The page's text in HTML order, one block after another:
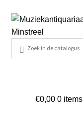
Ga
door
navigatie
Ga
naar
inhoud
€0,00 0 items